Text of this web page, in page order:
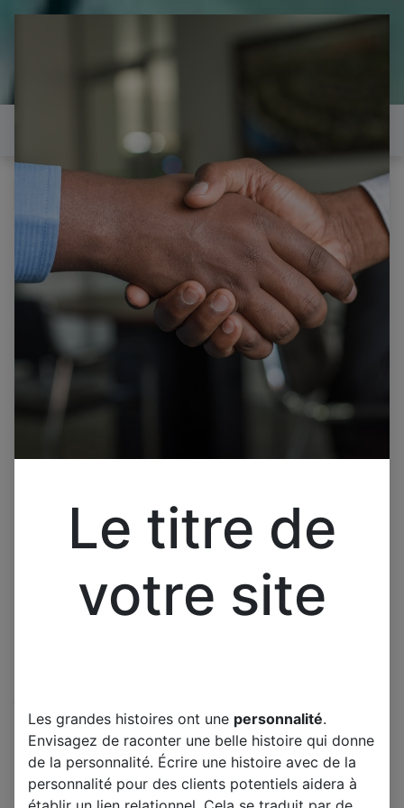
il est temps de
réparer...Electronique 66 est
heureux de vous aider
Tous les produits
Pièce pour MSI OPTIX MPG341CQR 3DAO CARTE T-
CON 19Y_34QJU11B2MV0.0_HF
Pièce pour MSI OPTIX
MPG341CQR 3DAO CARTE T-
CON
Le titre de
votre site
Les grandes histoires ont une personnalité.
Envisagez de raconter une belle histoire qui donne
de la personnalité. Écrire une histoire avec de la
personnalité pour des clients potentiels aidera à